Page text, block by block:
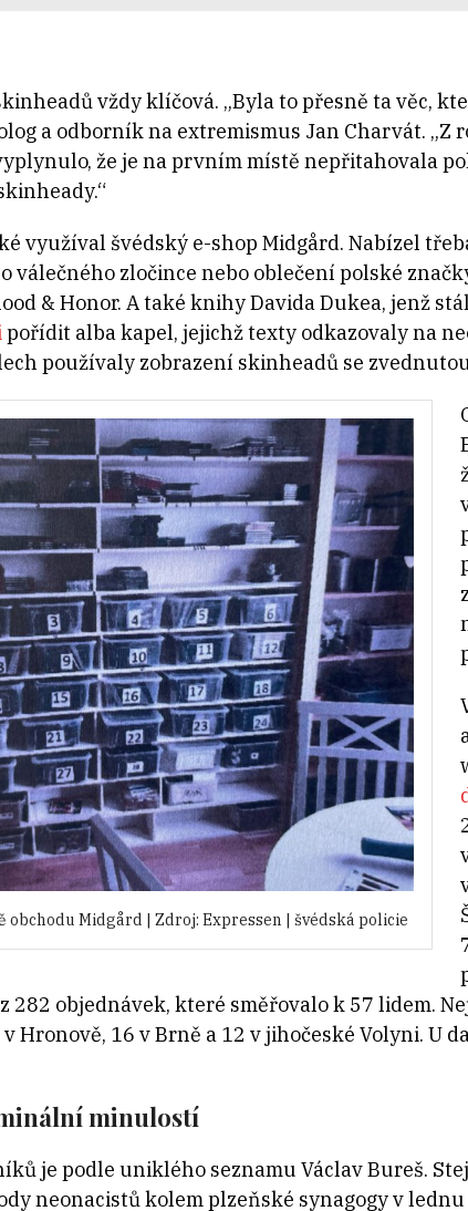
vždy klíčová. „Byla to přesně ta věc,
a odborník na extremismus Jan Charvát. „Z
že je na prvním místě nepřitahovala
využíval švédský e-shop Midgård. Nabízel
válečného zločince nebo oblečení polské
& Honor. A také knihyDavida Dukea, jenž
pořídit alba kapel, jejichž texty odkazovaly na
používaly zobrazení skinheadů se
Midgård | Zdroj: Expressen | švédská policie
282 objednávek, které směřovalo k 57 lidem.
Hronově, 16 v Brně a 12 v jihočeské Volyni. U
minulostí
je podle uniklého seznamu Václav Bureš.
neonacistů kolem plzeňské synagogy v